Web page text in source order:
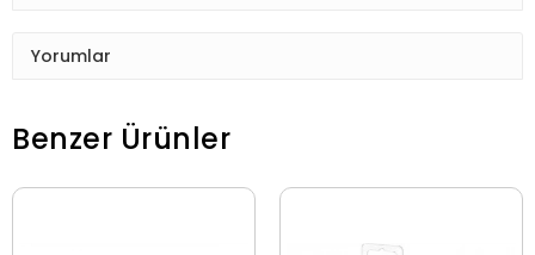
Yorumlar
Benzer Ürünler